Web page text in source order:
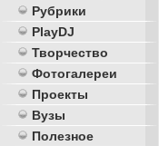
Рубрики
PlayDJ
Творчество
Фотогалереи
Проекты
Вузы
Полезное